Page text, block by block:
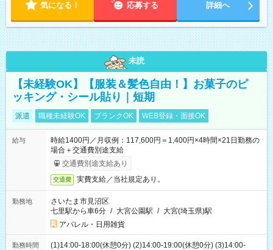
気になる！ 応募する 詳細へ
未読
【未経験OK】【服装＆髪色自由！】お菓子のピ
ッキング・シール貼り｜短期
派遣 職種未経験OK ブランクOK WEB登録・面接OK
給与
時給1400円／月収例：117,600円＝1,400円×4時間×21日勤務の
場合＋交通費別途支給
交通費別途支給あり
交通費 実費支給／当社規定あり。
勤務地
さいたま市見沼区
七里駅から車6分 / 大宮公園駅 / 大宮(埼玉県)駅
アパレル・日用雑貨
勤務時間
(1)14:00-18:00(休憩0分) (2)14:00-19:00(休憩0分) (3)14:00-